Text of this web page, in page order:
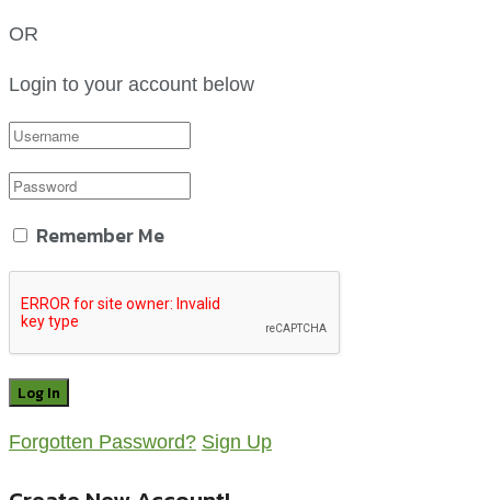
OR
Login to your account below
Remember Me
Forgotten Password? Sign Up